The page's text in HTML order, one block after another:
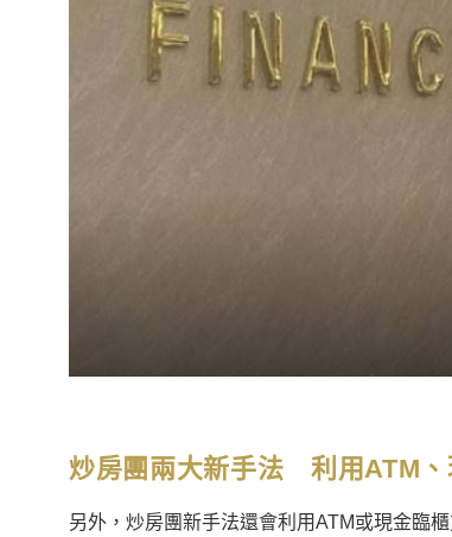
炒房團兩大新手法 利用 ATM、
另外，炒房團新手法還會利用ATM或現金臨